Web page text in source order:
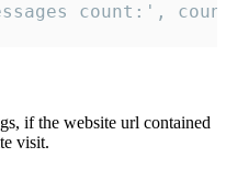
count:',
if the website url contained
visit.